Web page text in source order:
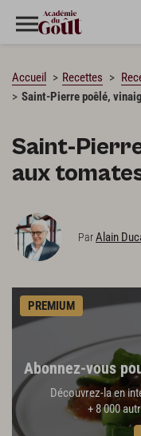
Accueil Recettes
Saint-Pierre poêlé,
Saint-
aux
ParAlain
PREMIUM
Abonnez-vous
Découvrez-la en
+ 8 000
CHARGEMENT…